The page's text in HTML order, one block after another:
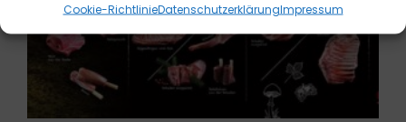
Cookie-RichtlinieDatenschutzerklärungImpressum
gewählt
werden